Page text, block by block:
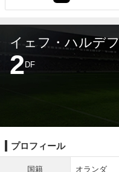
イェフ・ハルデ
2 DF
プロフィール
国籍 オランダ